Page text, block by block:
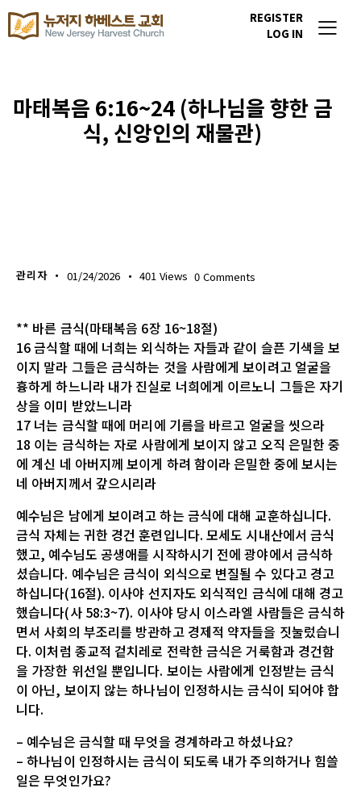
REGISTER
LOG IN
마태복음 6:16~24 (하나님을 향한 금
식, 신앙인의 재물관)
관리자 01/24/2026 401 Views 0 Comments
** 바른 금식(마태복음 6장 16~18절)
16 금식할 때에 너희는 외식하는 자들과 같이 슬픈 기색을 보
이지 말라 그들은 금식하는 것을 사람에게 보이려고 얼굴을
흉하게 하느니라 내가 진실로 너희에게 이르노니 그들은 자기
상을 이미 받았느니라
17 너는 금식할 때에 머리에 기름을 바르고 얼굴을 씻으라
18 이는 금식하는 자로 사람에게 보이지 않고 오직 은밀한 중
에 계신 네 아버지께 보이게 하려 함이라 은밀한 중에 보시는
네 아버지께서 갚으시리라
예수님은 남에게 보이려고 하는 금식에 대해 교훈하십니다.
금식 자체는 귀한 경건 훈련입니다. 모세도 시내산에서 금식
했고, 예수님도 공생애를 시작하시기 전에 광야에서 금식하
셨습니다. 예수님은 금식이 외식으로 변질될 수 있다고 경고
하십니다(16절). 이사야 선지자도 외식적인 금식에 대해 경고
했습니다(사 58:3~7). 이사야 당시 이스라엘 사람들은 금식하
면서 사회의 부조리를 방관하고 경제적 약자들을 짓눌렀습니
다. 이처럼 종교적 겉치레로 전락한 금식은 거룩함과 경건함
을 가장한 위선일 뿐입니다. 보이는 사람에게 인정받는 금식
이 아닌, 보이지 않는 하나님이 인정하시는 금식이 되어야 합
니다.
– 예수님은 금식할 때 무엇을 경계하라고 하셨나요?
– 하나님이 인정하시는 금식이 되도록 내가 주의하거나 힘쓸
일은 무엇인가요?